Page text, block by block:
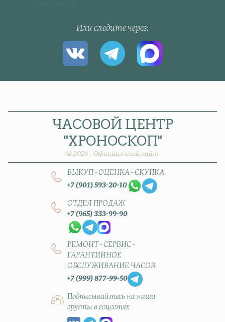
Или следите через
ЧАСОВОЙ ЦЕНТР
"ХРОНОСКОП"
© 2026 - Официальный сайт
ВЫКУП - ОЦЕНКА - СКУПКА
+7 (901) 593-20-10
ОТДЕЛ ПРОДАЖ
+7 (965) 333-99-90
РЕМОНТ - СЕРВИС -
ГАРАНТИЙНОЕ
ОБСЛУЖИВАНИЕ ЧАСОВ
+7 (999) 877-99-50
Подписывайтесь на наши
группы в соцсетях